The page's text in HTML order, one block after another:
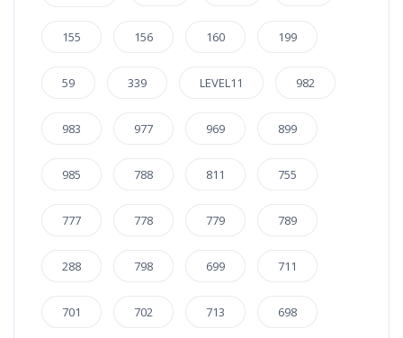
155 156 160 199
59 339 LEVEL11 982
983 977 969 899
985 788 811 755
777 778 779 789
288 798 699 711
701 702 713 698